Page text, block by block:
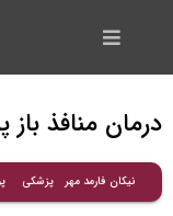
درمان منافذ
نیکان فارمد مهر پزشکی